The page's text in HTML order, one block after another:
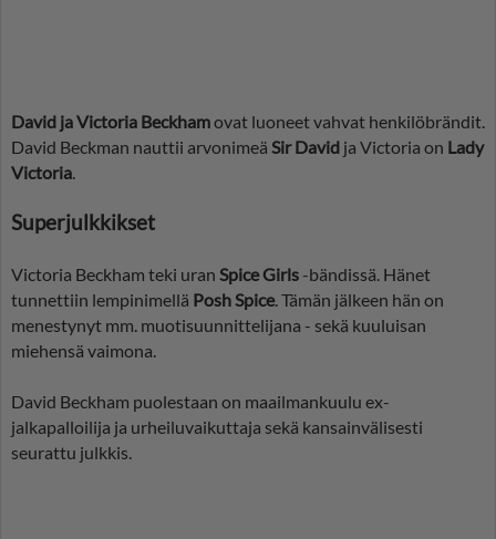
David ja Victoria Beckhamovat luoneet vahvat henkilöbrändit.
David Beckman nauttii arvonimeä Sir David ja Victoria on Lady
Victoria.
Superjulkkikset
Victoria Beckham teki uran Spice Girls -bändissä. Hänet
tunnettiin lempinimellä Posh Spice. Tämän jälkeen hän on
menestynyt mm. muotisuunnittelijana - sekä kuuluisan
miehensä vaimona.
David Beckham puolestaan on maailmankuulu ex-
jalkapalloilija ja urheiluvaikuttaja sekä kansainvälisesti
seurattu julkkis.